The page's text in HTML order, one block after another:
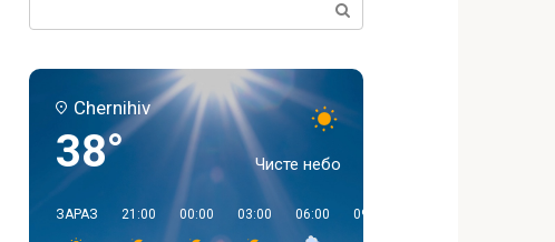
Chernihiv
38° Чисте небо
ЗАРАЗ 21:00 00:00 03:00 06:00 09:00